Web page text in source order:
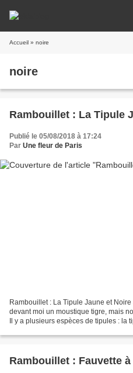
Accueil » noire
noire
Rambouillet : La Tipule
Publié le 05/08/2018 à 17:24
Par Une fleur de Paris
Rambouillet : La Tipule Jaune et
devant moi un moustique tigre, mais
Il y a plusieurs espèces de tipules : la
Rambouillet : Fauvette